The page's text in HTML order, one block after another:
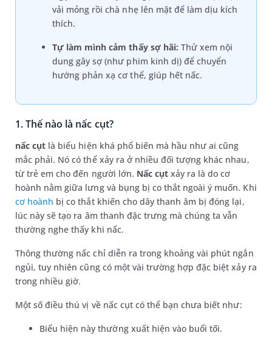
vải mỏng rồi chà nhẹ lên mặt để làm dịu kích
thích.
Tự làm mình cảm thấy sợ hãi: Thử xem nội
dung gây sợ (như phim kinh dị) để chuyển
hướng phản xạ cơ thể, giúp hết nấc.
1. Thế nào là nấc cụt?
nấc cụt là biểu hiện khá phổ biến mà hầu như ai cũng
mắc phải. Nó có thể xảy ra ở nhiều đối tượng khác nhau,
từ trẻ em cho đến người lớn. Nấc cụt xảy ra là do cơ
hoành nằm giữa lưng và bụng bị co thắt ngoài ý muốn. Khi
cơ hoành bị co thắt khiến cho dây thanh âm bị đóng lại,
lúc này sẽ tạo ra âm thanh đặc trưng mà chúng ta vẫn
thường nghe thấy khi nấc.
Thông thường nấc chỉ diễn ra trong khoảng vài phút ngắn
ngủi, tuy nhiên cũng có một vài trường hợp đặc biệt xảy ra
trong nhiều giờ.
Một số điều thú vị về nấc cụt có thể bạn chưa biết như:
Biểu hiện này thường xuất hiện vào buổi tối.